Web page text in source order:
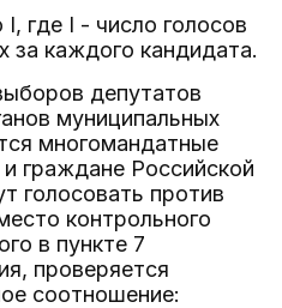
где I - число голосов
за каждого кандидата.
депутатов
муниципальных
многомандатные
граждане Российской
голосовать против
контрольного
в пункте 7
проверяется
соотношение: